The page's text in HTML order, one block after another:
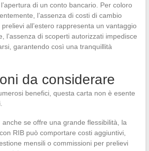
di un conto bancario. Per coloro
l’assenza di costi di cambio
all’estero rappresenta un vantaggio
l’assenza di scoperti autorizzati impedisce
garantendo così una tranquillità
da considerare
benefici, questa carta non è esente
anche se offre una grande flessibilità, la
RIB può comportare costi aggiuntivi,
mensili o commissioni per prelievi